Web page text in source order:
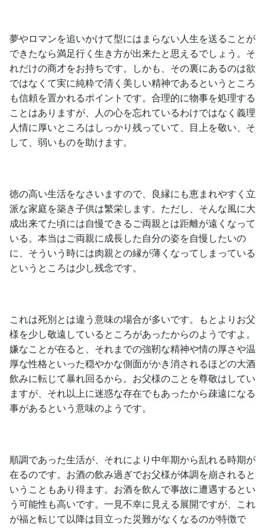
夢やロマンを追いかけて型にはまらない人生を送ることが
できたなら満足行く生き方が出来たと思えるでしょう。そ
れだけの商才をお持ちです。しかも、その裏にあるのは欲
ではなくて実に純粋で清く美しい精神であるというところ
も信頼を置かれるポイントです。合理的に物事を処理する
ことはありますが、人の心を忘れているわけではなく義理
人情に厚いところはしっかり残っていて、目上を敬い、そ
して、弱いものを助けます。
徳の高い生活をなさいますので、良縁にも恵まれやすく立
派な家庭を築き子供は繁栄します。ただし、そんな風に大
成出来てた頃には自慢できるご両親とは距離が遠くなって
いる。本当はご両親に成長した自分の姿を自慢したいの
に、そういう時には肉親との縁が薄くなってしまっている
というところは少し残念です。
これは死別とは違う意味の場合が多いです。もとよりお父
様を少し敬遠しているところがあったからのようですよ。
嫌なことが在ると、それまでの強靭な精神や情の厚さや温
厚な性格といった穏やかな側面がかき消されるほどの大酒
飲みに転じて暴れ回るから。お父様のことを尊敬はしてい
ますが、それ以上に迷惑な存在でもあったから疎遠になる
事があるという意味のようです。
順調であった生活が、それにより中年期から乱れる時期が
在るのです。お酒の飲み過ぎでお父様が体調を崩されると
いうこともあり得ます。お酒を飲んで事故に遭遇するとい
う可能性も高いです。一見不幸に見える展開ですが、これ
が福と転じて以降は目立った災難がなくなるのが特徴で